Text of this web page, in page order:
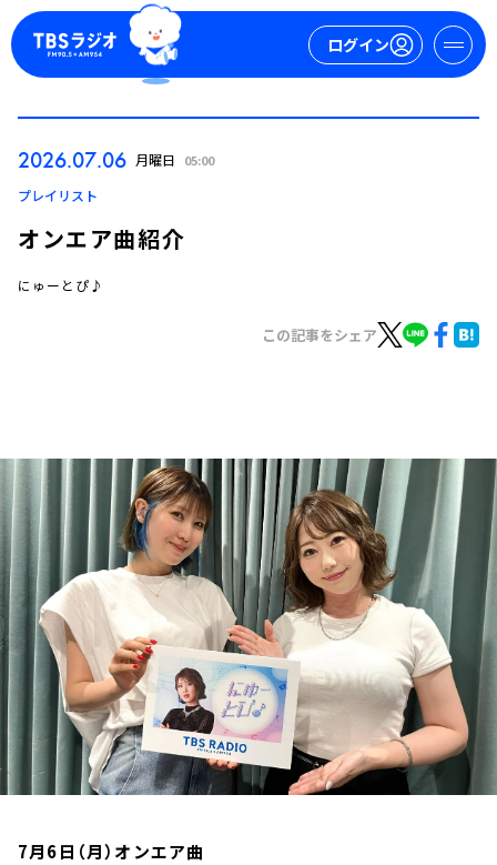
ログイン
トピックス
TBS Podcast
お知らせ
イベント・グッズ
YouTube
会社情報
2026.07.06 月曜日 05:00
プレイリスト
オンエア曲紹介
にゅーとぴ♪
この記事をシェア
7月6日（月）オンエア曲